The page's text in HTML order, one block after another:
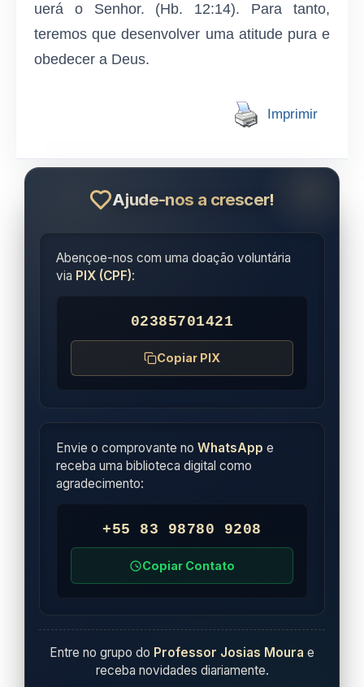
uerá o Senhor. (Hb. 12:14). Para tanto,
teremos que desenvolver uma atitude pura e
obedecer a Deus.
Imprimir
Ajude-nos a crescer!
Abençoe-nos com uma doação voluntária
via PIX (CPF):
02385701421
Copiar PIX
Envie o comprovante noWhatsApp e
receba uma biblioteca digital como
agradecimento:
+55 83 98780 9208
Copiar Contato
Entre no grupo do Professor Josias Moura e
receba novidades diariamente.